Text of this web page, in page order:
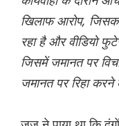
खिलाफ आरोप, जिसका
रहा है और वीडियो
जिसमें जमानत पर
जमानत पर रिहा